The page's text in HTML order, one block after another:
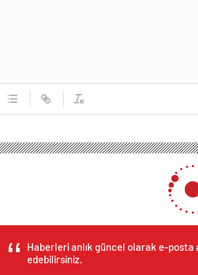
Haberleri anlık güncel olarak e-
edebilirsiniz.